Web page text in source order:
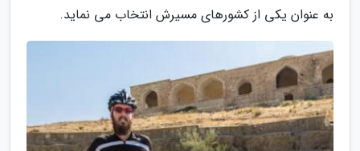
به عنوان یکی از کشورهای مسیرش انتخاب می نماید.